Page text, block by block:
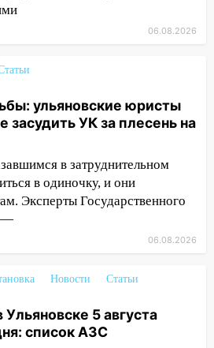
«льготниках»: в
разрешил до 1 июля
выпуск и обращение
в Ульяновске
список АЗС
06.08.2026
ульяновские юристы
УК за плесень на
в затруднительном
в одиночку, и они
Эксперты Государственного
—
06.08.2026
Новости
Статьи
Ульяновске 5 августа
список АЗС